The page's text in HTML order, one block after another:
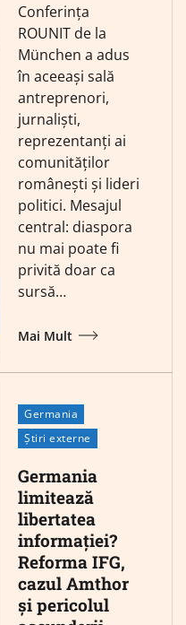
Conferința
ROUNIT de la
München a adus
în aceeași sală
antreprenori,
jurnaliști,
reprezentanți ai
comunităților
românești și lideri
politici. Mesajul
central: diaspora
nu mai poate fi
privită doar ca
sursă…
Mai Mult
Germania
Știri externe
Germania
limitează
libertatea
informației?
Reforma IFG,
cazul Amthor
și pericolul